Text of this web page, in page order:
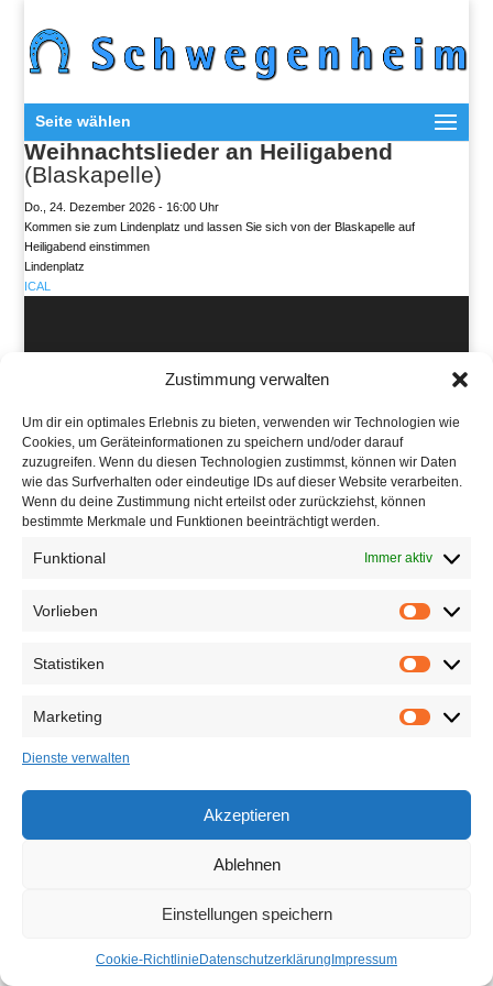
Zustimmung verwalten
Um dir ein optimales Erlebnis zu bieten, verwenden wir Technologien wie
Cookies, um Geräteinformationen zu speichern und/oder darauf
zuzugreifen. Wenn du diesen Technologien zustimmst, können wir Daten
wie das Surfverhalten oder eindeutige IDs auf dieser Website verarbeiten.
Wenn du deine Zustimmung nicht erteilst oder zurückziehst, können
bestimmte Merkmale und Funktionen beeinträchtigt werden.
Funktional Immer aktiv
Vorlieben Vorlieben
Statistiken Statistiken
Marketing Marketing
Dienste verwalten
Akzeptieren
Ablehnen
Einstellungen speichern
Cookie-Richtlinie Datenschutzerklärung Impressum
Seite wählen
Weihnachtslieder an Heiligabend
(Blaskapelle)
Do., 24. Dezember 2026 - 16:00 Uhr
Kommen sie zum Lindenplatz und lassen Sie sich von der Blaskapelle auf
Heiligabend einstimmen
Lindenplatz
ICAL
Hauptstraße 78
Tel: 06344 5658
Öffnungszeiten:
Datenschutzerklärung
Kontaktformular